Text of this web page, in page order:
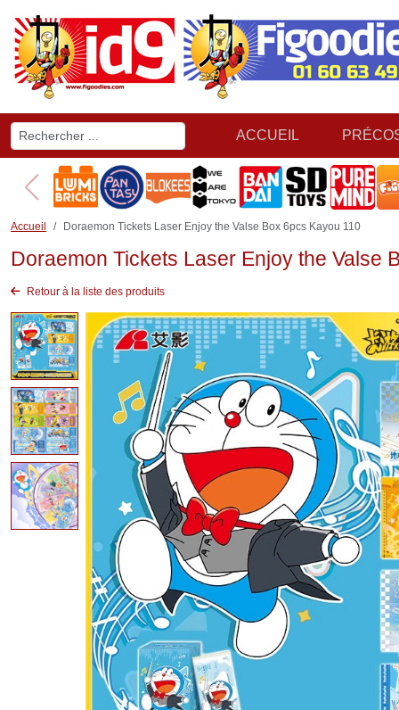
ACCUEIL
Accueil Doraemon Tickets Laser Enjoy the Valse Box 6pcs Kayou 110
Doraemon Tickets Laser Enjoy the Valse
Retour à la liste des produits